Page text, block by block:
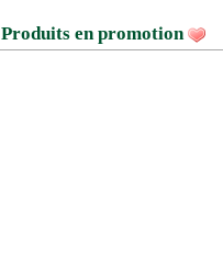
Produits en promotion